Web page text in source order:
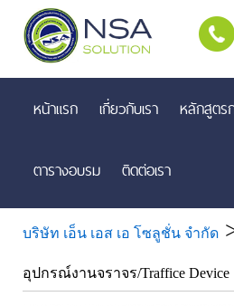
หน้าแรก เกี่ยวกับเรา หลักสูตร
ตารางอบรม ติดต่อเรา
บริษัท เอ็น เอส เอ โซลูชั่น จำกัด
อุปกรณ์งานจราจร/Traffice Device